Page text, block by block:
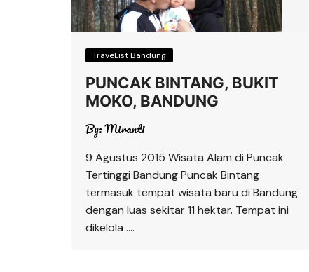
TraveList Bandung
PUNCAK BINTANG, BUKIT
MOKO, BANDUNG
By:Miranti
9 Agustus 2015 Wisata Alam di Puncak
Tertinggi Bandung Puncak Bintang
termasuk tempat wisata baru di Bandung
dengan luas sekitar 11 hektar. Tempat ini
dikelola ….